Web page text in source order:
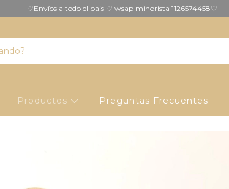
♡Envíos a todo el pais ♡ wsap minorista 1126574458♡
Productos Preguntas Frecuentes